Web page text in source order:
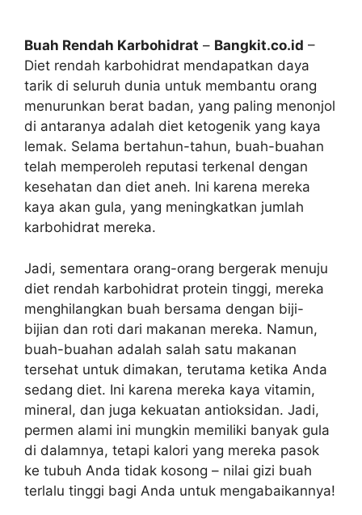
Buah Rendah Karbohidrat – Bangkit.co.id –
Diet rendah karbohidrat mendapatkan daya
tarik di seluruh dunia untuk membantu orang
menurunkan berat badan, yang paling menonjol
di antaranya adalah diet ketogenik yang kaya
lemak. Selama bertahun-tahun, buah-buahan
telah memperoleh reputasi terkenal dengan
kesehatan dan diet aneh. Ini karena mereka
kaya akan gula, yang meningkatkan jumlah
karbohidrat mereka.
Jadi, sementara orang-orang bergerak menuju
diet rendah karbohidrat protein tinggi, mereka
menghilangkan buah bersama dengan biji-
bijian dan roti dari makanan mereka. Namun,
buah-buahan adalah salah satu makanan
tersehat untuk dimakan, terutama ketika Anda
sedang diet. Ini karena mereka kaya vitamin,
mineral, dan juga kekuatan antioksidan. Jadi,
permen alami ini mungkin memiliki banyak gula
di dalamnya, tetapi kalori yang mereka pasok
ke tubuh Anda tidak kosong – nilai gizi buah
terlalu tinggi bagi Anda untuk mengabaikannya!